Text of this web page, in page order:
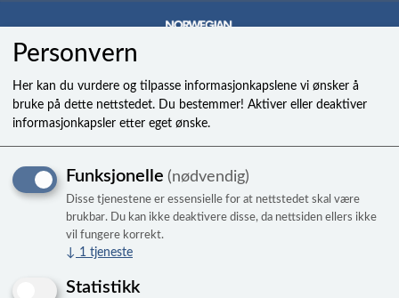
WTC50 sirkulasjonspumpe
NSS
Personvern
Her kan du vurdere og tilpasse informasjonkapslene vi ønsker å
bruke på dette nettstedet. Du bestemmer! Aktiver eller deaktiver
informasjonkapsler etter eget ønske.
Funksjonelle (nødvendig)
Disse tjenestene er essensielle for at nettstedet skal være
brukbar. Du kan ikke deaktivere disse, da nettsiden ellers ikke
vil fungere korrekt.
↓ 1 tjeneste
Statistikk